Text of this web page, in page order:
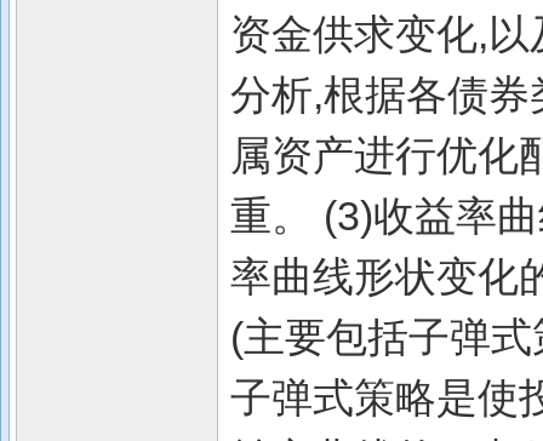
资金供求变化,
分析,根据各债
属资产进行优化
重。 (3)收益率
率曲线形状变化
(主要包括子弹
子弹式策略是使